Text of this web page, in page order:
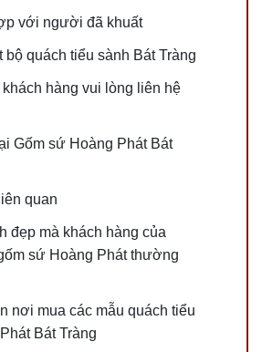
với người đã khuất
bộ quách tiểu sành Bát Tràng
hàng vui lòng liên hệ
Gốm sứ Hoàng Phát Bát
quan
đẹp mà khách hàng của
sứ Hoàng Phát thường
nơi mua các mẫu quách tiểu
Bát Tràng